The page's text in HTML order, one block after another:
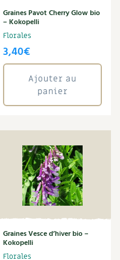
Graines Pavot Cherry Glow bio
– Kokopelli
Florales
3,40€
Ajouter au
panier
Graines Vesce d’hiver bio –
Kokopelli
Florales